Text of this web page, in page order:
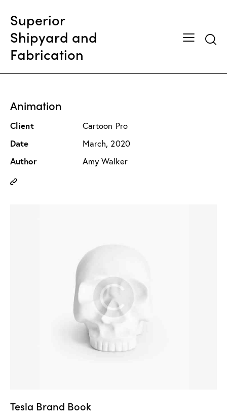
Superior
Shipyard and
Fabrication
Animation
Client Cartoon Pro
Date March, 2020
Author
Amy Walker
Copy
Tesla Brand Book